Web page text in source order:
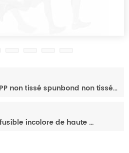
polypropylène PP non tissé spunbond non tissé rouleau de tissu spunbond
Adhésif thermofusible incolore de haute qualité, adapté au matériau de serviette hygiénique pour couches